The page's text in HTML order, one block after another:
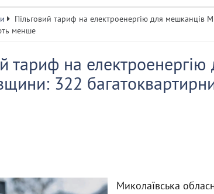
Пільговий тариф на електроенергію для мешканців
менше
тариф на
322
Миколаївська